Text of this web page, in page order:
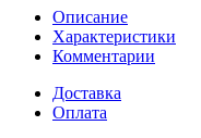
Описание
Характеристики
Комментарии
Доставка
Оплата